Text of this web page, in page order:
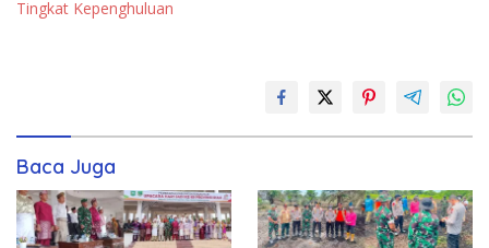
Tingkat Kepenghuluan
Baca Juga